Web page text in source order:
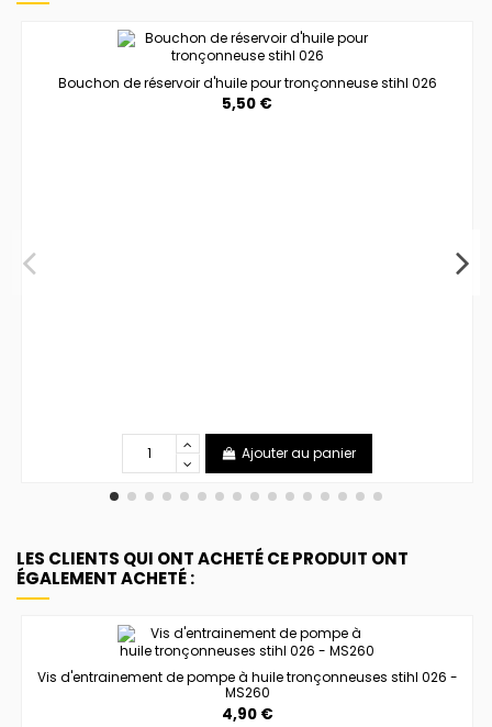
Bouchon de réservoir d'huile pour tronçonneuse stihl 026
5,50 €
Ajouter au panier
LES CLIENTS QUI ONT ACHETÉ CE PRODUIT ONT
ÉGALEMENT ACHETÉ :
Vis d'entrainement de pompe à huile tronçonneuses stihl 026 -
MS260
4,90 €